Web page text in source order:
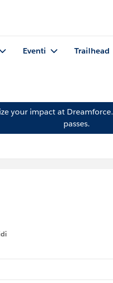
Eventi Trailhead
your impact at Dreamforce.
passes.